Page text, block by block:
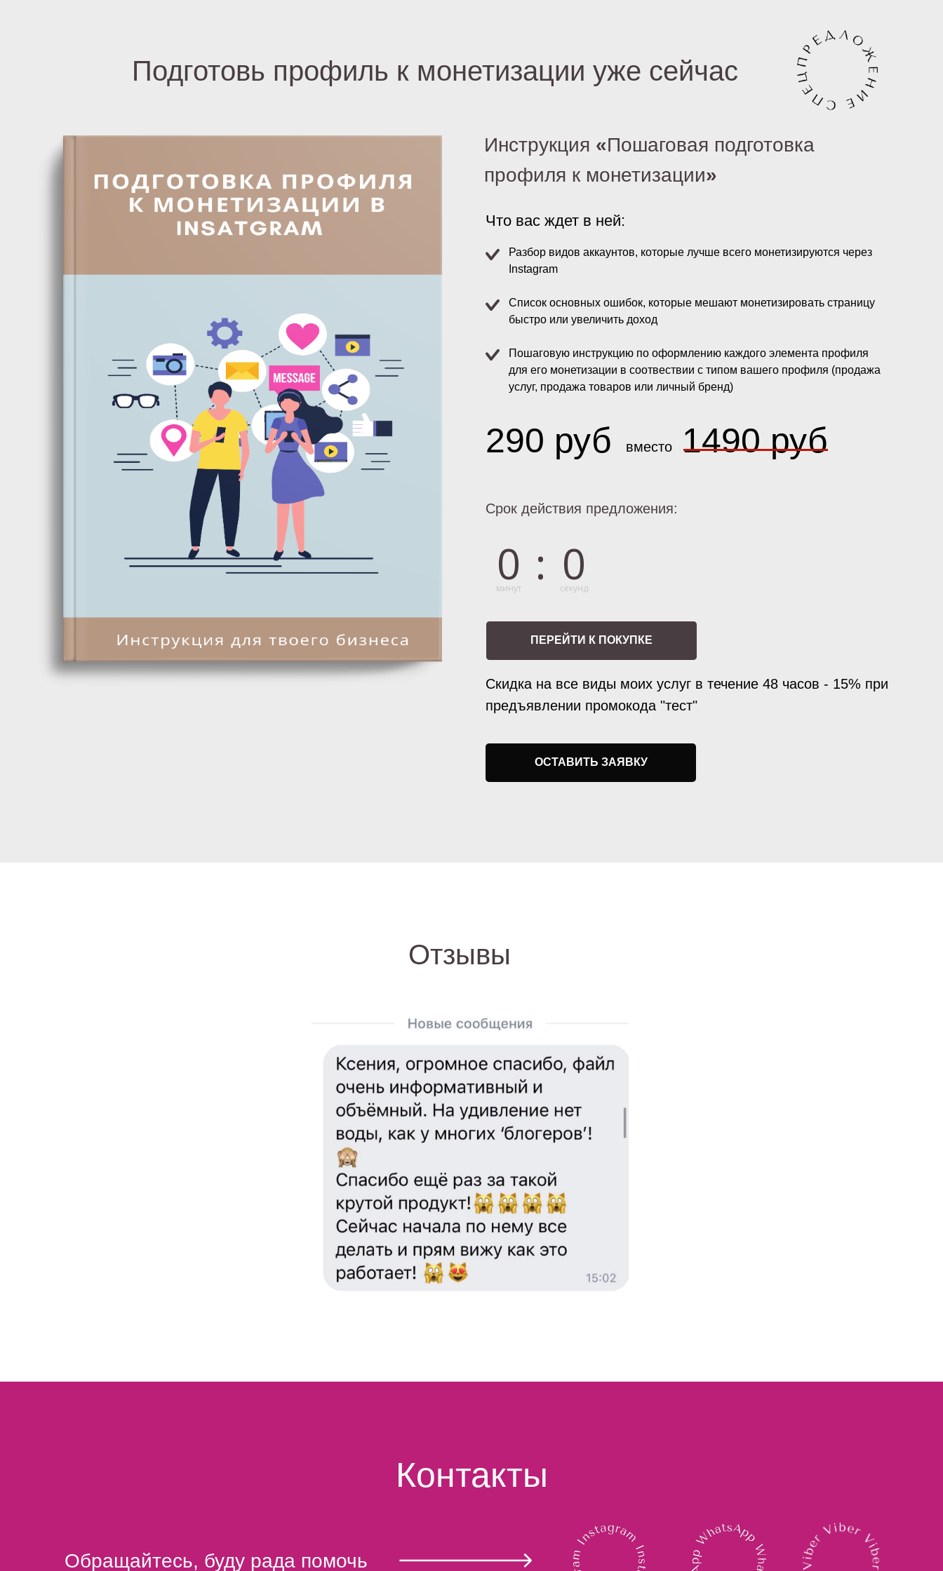
ПЕРЕЙТИ К ПОКУПКЕ
Подготовь профиль к монетизации уже сейчас
0
минут : 0
секунд
Инструкция «Пошаговая подготовка
профиля к монетизации»
290 руб 1490 руб
вместо
Срок действия предложения:
Скидка на все виды моих услуг в течение 48 часов - 15% при
предъявлении промокода "тест"
ОСТАВИТЬ ЗАЯВКУ
Разбор видов аккаунтов, которые лучше всего монетизируются через
Instagram
Список основных ошибок, которые мешают монетизировать страницу
быстро или увеличить доход
Пошаговую инструкцию по оформлению каждого элемента профиля
для его монетизации в соотвествии с типом вашего профиля (продажа
услуг, продажа товаров или личный бренд)
Что вас ждет в ней:
Отзывы
Контакты
Обращайтесь, буду рада помочь